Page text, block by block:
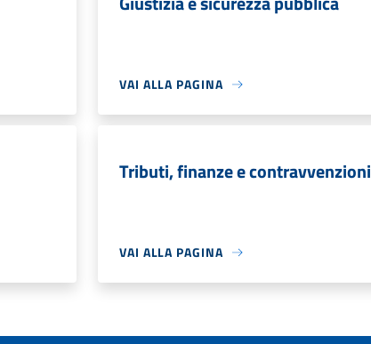
VAI ALLA PAGINA
Tributi, finanze e contravvenzioni
VAI ALLA PAGINA